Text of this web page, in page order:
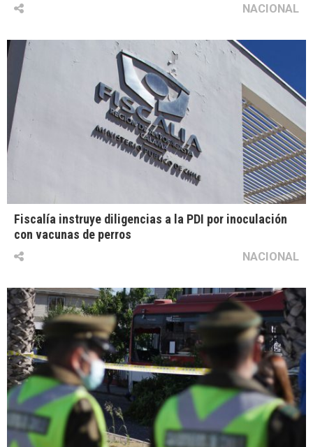
NACIONAL
Fiscalía instruye diligencias a la PDI por inoculación
con vacunas de perros
NACIONAL